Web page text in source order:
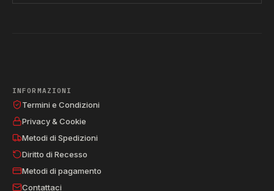
INFORMAZIONI
Termini e Condizioni
Privacy & Cookie
Metodi di Spedizioni
Diritto di Recesso
Metodi di pagamento
Contattaci